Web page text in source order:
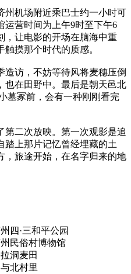
州机场附近乘巴士约一小时可
运营时间为上午9时至下午6
，让电影的开场在脑海中重
摸那个时代的质感。
访，不妨等待风将麦穗压倒
也在田野中。最后是朝天邑北
墓冢前，会有一种刚刚看完
第二次放映。第一次观影是追
踏上那片记忆曾经埋藏的土
，旅途开始，在名字归来的地
四·三和平公园
民俗村博物馆
洞麦田
北村里